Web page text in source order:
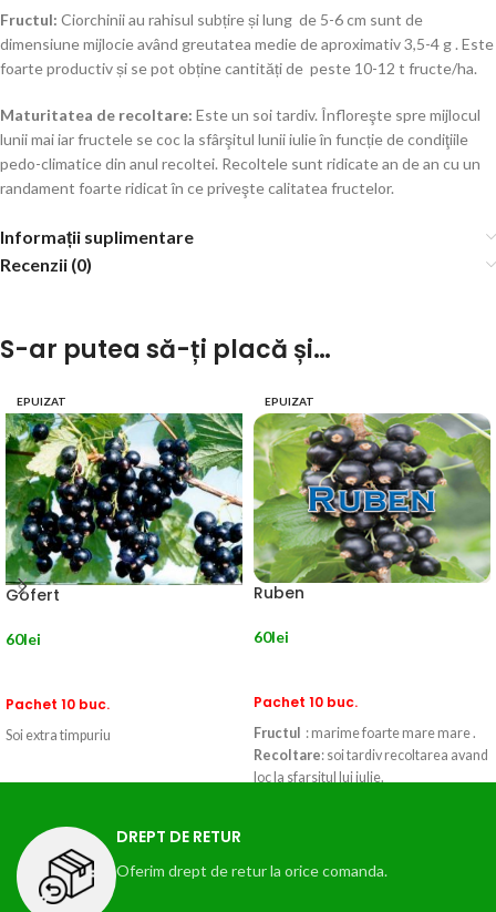
Fructul: Ciorchinii au rahisul subțire și lung de 5-6 cm sunt de
dimensiune mijlocie având greutatea medie de aproximativ 3,5-4 g . Este
foarte productiv și se pot obține cantități de peste 10-12 t fructe/ha.
Maturitatea de recoltare: Este un soi tardiv. Înfloreşte spre mijlocul
lunii mai iar fructele se coc la sfârşitul lunii iulie în funcție de condiţiile
pedo-climatice din anul recoltei. Recoltele sunt ridicate an de an cu un
randament foarte ridicat în ce priveşte calitatea fructelor.
Informații suplimentare
Recenzii (0)
S-ar putea să-ți placă și…
EPUIZAT
Gofert
60lei
Pachet 10 buc.
Soi extra timpuriu
EPUIZAT
Ruben
60lei
Pachet 10 buc.
Fructul : marime foarte mare mare .
Recoltare: soi tardiv recoltarea avand
loc la sfarsitul lui iulie.
DREPT DE RETUR
Oferim drept de retur la orice comanda.